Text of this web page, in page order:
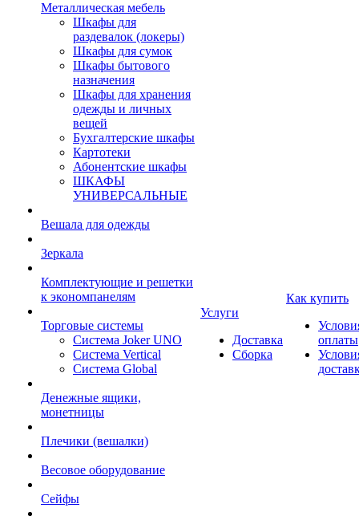
Металлическая мебель
Шкафы для
раздевалок (локеры)
Шкафы для сумок
Шкафы бытового
назначения
Шкафы для хранения
одежды и личных
вещей
Бухгалтерские шкафы
Картотеки
Абонентские шкафы
ШКАФЫ
УНИВЕРСАЛЬНЫЕ
Вешала для одежды
Зеркала
Комплектующие и решетки
к экономпанелям
Торговые системы
Система Joker UNO
Система Vertical
Система Global
Денежные ящики,
монетницы
Плечики (вешалки)
Весовое оборудование
Сейфы
Услуги
Доставка
Сборка
Как купить
оплаты